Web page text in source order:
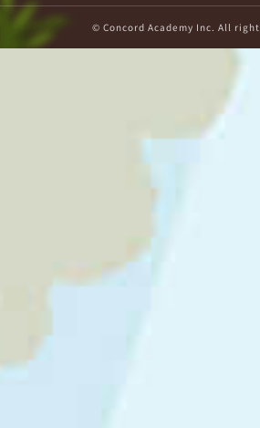
© Concord Academy Inc. All